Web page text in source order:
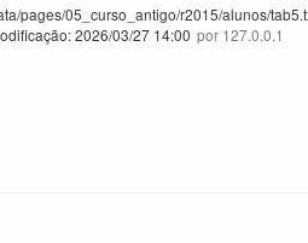
pages/05_curso_antigo/r2015/alunos/
2026/03/27 14:00 por 127.0.0.1